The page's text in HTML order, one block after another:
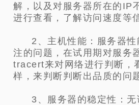
解，以及对服务器所在的IP
进行查看，了解访问速度等
2、主机性能：服务器
注的问题，在试用期对服务
tracert来对网络进行判断，
样，来判断判断出品质的问
3、服务器的稳定性：